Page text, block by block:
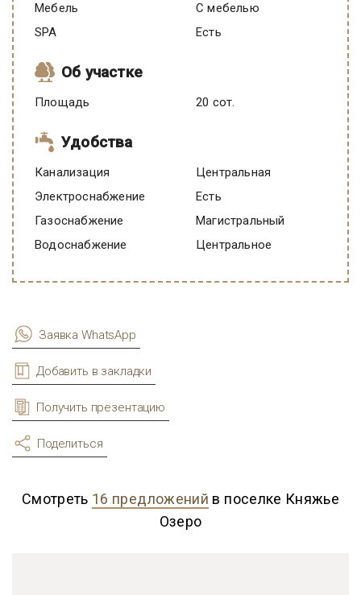
Мебель
C мебелью
SPA
есть
Об участке
Площадь 20 сот.
Удобства
Канализация
Центральная
Электроснабжение
есть
Газоснабжение
Магистральный
Водоснабжение
Центральное
Заявка WhatsApp
Добавить в закладки
Получить презентацию
Поделиться
Смотреть 16 предложений в поселке Княжье
Озеро